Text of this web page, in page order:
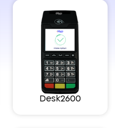
Desk2600